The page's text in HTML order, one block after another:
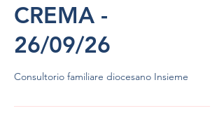
CREMA -
26/09/26
Consultorio familiare diocesano Insieme